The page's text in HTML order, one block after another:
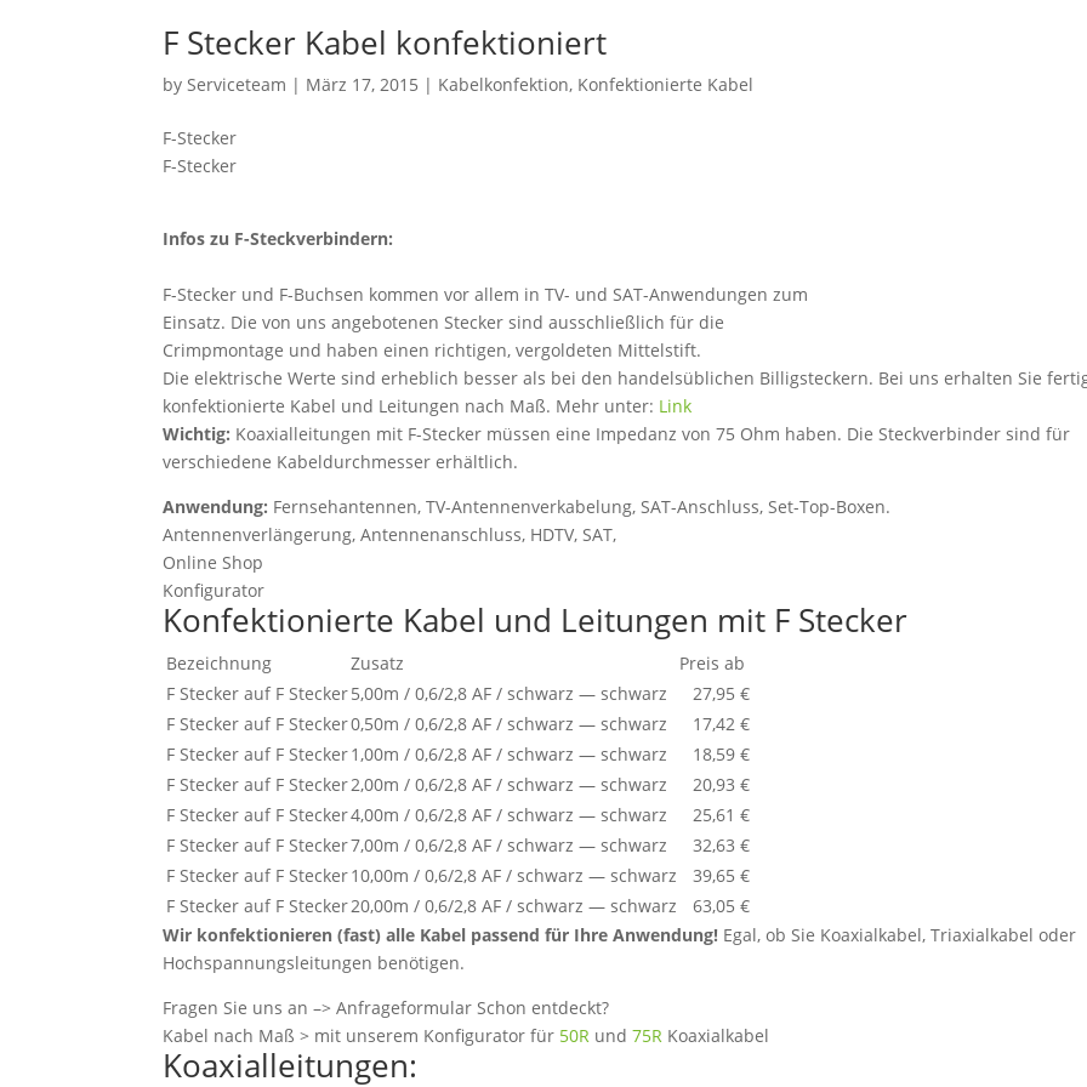
F Stecker Kabel konfektioniert
by Serviceteam | März 17, 2015 | Kabelkonfektion, Konfektionierte Kabel
F-Stecker
F-Stecker
Infos zu F-Steckverbindern:
F-Stecker und F-Buchsen kommen vor allem in TV- und SAT-Anwendungen zum
Einsatz. Die von uns angebotenen Stecker sind ausschließlich für die
Crimpmontage und haben einen richtigen, vergoldeten Mittelstift.
Die elektrische Werte sind erheblich besser als bei den handelsüblichen Billigsteckern. Bei uns erhalten Sie
konfektionierte Kabel und Leitungen nach Maß. Mehr unter: Link
Wichtig: Koaxialleitungen mit F-Stecker müssen eine Impedanz von 75 Ohm haben. Die Steckverbinder sind für
verschiedene Kabeldurchmesser erhältlich.
Anwendung: Fernsehantennen, TV-Antennenverkabelung, SAT-Anschluss, Set-Top-Boxen.
Antennenverlängerung, Antennenanschluss, HDTV, SAT,
Online Shop
Konfigurator
Konfektionierte Kabel und Leitungen mit F Stecker
Bezeichnung Zusatz
Preis ab
F Stecker auf F Stecker5,00m / 0,6/2,8 AF / schwarz — schwarz
27,95 €
F Stecker auf F Stecker0,50m / 0,6/2,8 AF / schwarz — schwarz
17,42 €
F Stecker auf F Stecker1,00m / 0,6/2,8 AF / schwarz — schwarz
18,59 €
F Stecker auf F Stecker2,00m / 0,6/2,8 AF / schwarz — schwarz
20,93 €
F Stecker auf F Stecker4,00m / 0,6/2,8 AF / schwarz — schwarz
25,61 €
F Stecker auf F Stecker7,00m / 0,6/2,8 AF / schwarz — schwarz
32,63 €
F Stecker auf F Stecker10,00m / 0,6/2,8 AF / schwarz — schwarz
39,65 €
F Stecker auf F Stecker20,00m / 0,6/2,8 AF / schwarz — schwarz
63,05 €
Wir konfektionieren (fast) alle Kabel passend für Ihre Anwendung! Egal, ob Sie Koaxialkabel, Triaxialkabel oder
Hochspannungsleitungen benötigen.
Fragen Sie uns an –> Anfrageformular Schon entdeckt?
Kabel nach Maß > mit unserem Konfigurator für 50R und75R Koaxialkabel
Koaxialleitungen: